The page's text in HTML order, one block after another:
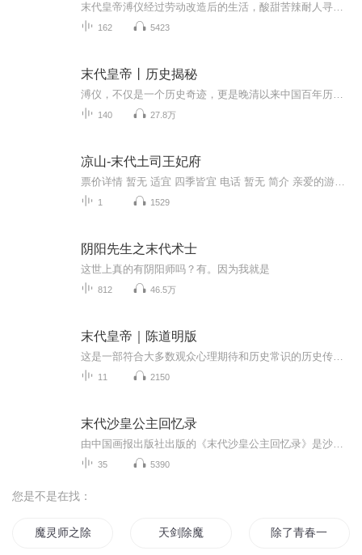
162 5423
末代皇帝丨历史揭秘
140 27.8万
凉山-末代土司王妃府
1 1529
阴阳先生之末代术士
这世上真的有阴阳师吗？有。因为我就是
812 46.5万
末代皇帝｜陈道明版
11 2150
末代沙皇公主回忆录
35 5390
您是不是在找：
魔灵师之除魔 天剑除魔 除了青春一无所有